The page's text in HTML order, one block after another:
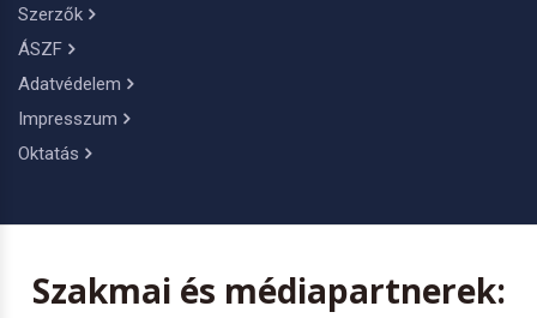
Szerzők
ÁSZF
Adatvédelem
Impresszum
Oktatás
Szakmai és médiapartnerek: